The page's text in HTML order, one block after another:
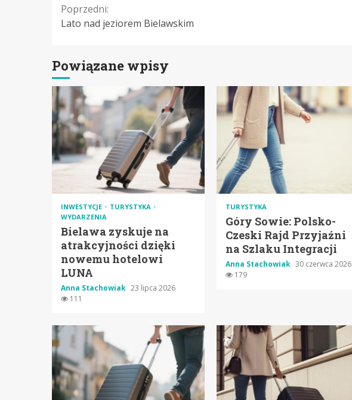
Continue
Reading
Poprzedni:
Lato nad jeziorem Bielawskim
Powiązane wpisy
INWESTYCJE
TURYSTYKA
WYDARZENIA
Bielawa zyskuje na
atrakcyjności dzięki
nowemu hotelowi
LUNA
Anna Stachowiak 23 lipca 2026
111
TURYSTYKA
Góry Sowie: Polsko-
Czeski Rajd Przyjaźni
na Szlaku Integracji
Anna Stachowiak 30 czerwca 2026
179